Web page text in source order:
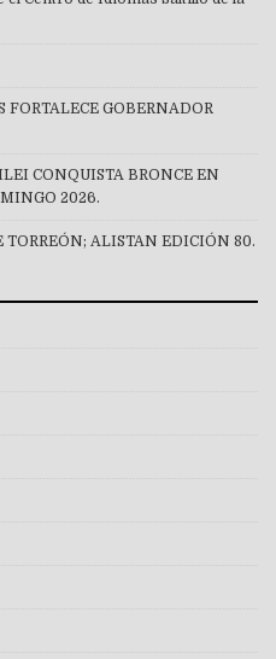
GOBERNADOR
CONQUISTA BRONCE EN
2026.
TORREÓN; ALISTAN EDICIÓN 80.